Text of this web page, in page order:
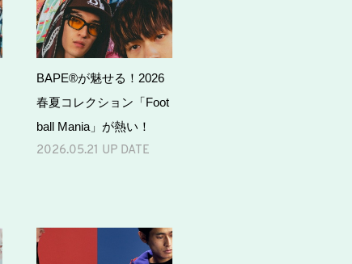
BAPE®が魅せる！2026
春夏コレクション「Foot
ball Mania」が熱い！
2026.05.21 UP DATE